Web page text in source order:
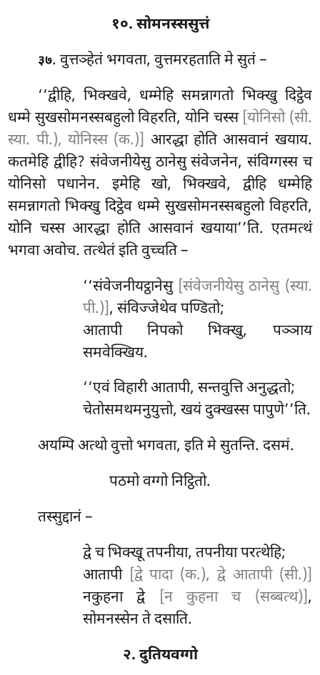
१०. सोमनस्ससुत्तं
३७. वुत्तञ्हेतं भगवता, वुत्तमरहताति मे सुतं –
‘‘द्वीहि, भिक्खवे, धम्मेहि समन्नागतो भिक्खु दिट्ठेव
धम्मे सुखसोमनस्सबहुलो विहरति, योनि चस्स [योनिसो (सी.
स्या. पी.), योनिस्स (क.)] आरद्धा होति आसवानं खयाय.
कतमेहि द्वीहि? संवेजनीयेसु ठानेसु संवेजनेन, संविग्गस्स च
योनिसो पधानेन. इमेहि खो, भिक्खवे, द्वीहि धम्मेहि
समन्नागतो भिक्खु दिट्ठेव धम्मे सुखसोमनस्सबहुलो विहरति,
योनि चस्स आरद्धा होति आसवानं खयाया’’ति. एतमत्थं
भगवा अवोच. तत्थेतं इति वुच्चति –
‘‘संवेजनीयट्ठानेसु [संवेजनीयेसु ठानेसु (स्या.
पी.)] , संविज्जेथेव पण्डितो;
आतापीनिपको भिक्खु, पञ्ञाय
समवेक्खिय.
‘‘एवं विहारी आतापी, सन्तवुत्ति अनुद्धतो;
चेतोसमथमनुयुत्तो, खयं दुक्खस्स पापुणे’’ति.
अयम्पि अत्थो वुत्तो भगवता, इति मे सुतन्ति. दसमं.
पठमो वग्गो निट्ठितो.
तस्सुद्दानं–
द्वे च भिक्खू तपनीया, तपनीया परत्थेहि;
आतापी [द्वे पादा (क.), द्वे आतापी (सी.)]
नकुहना द्वे
[न कुहना च (सब्बत्थ)],
सोमनस्सेन ते दसाति.
२. दुतियवग्गो